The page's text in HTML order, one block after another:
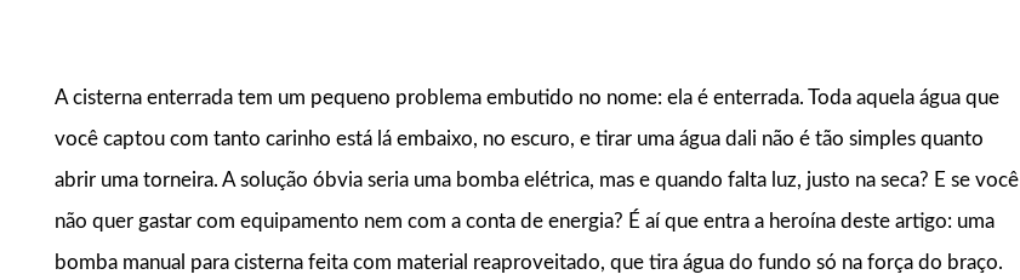
A cisterna enterrada tem um pequeno problema embutido no nome: ela é enterrada. Toda aquela água que
você captou com tanto carinho está lá embaixo, no escuro, e tirar uma água dali não é tão simples quanto
abrir uma torneira. A solução óbvia seria uma bomba elétrica, mas e quando falta luz, justo na seca? E se você
não quer gastar com equipamento nem com a conta de energia? É aí que entra a heroína deste artigo: uma
bomba manual para cisterna feita com material reaproveitado, que tira água do fundo só na força do braço.